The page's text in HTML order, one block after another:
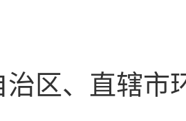
治区、直辖市